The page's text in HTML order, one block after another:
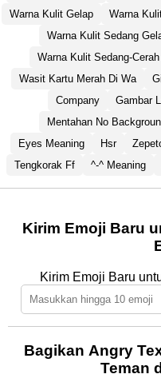
Warna Kulit Gelap
Warna
Warna Kulit Sedang
Warna Kulit Sedang-Cerah
Wasit Kartu Merah Di Wa
Company
Gambar
Mentahan No
Eyes Meaning
Hsr
Tengkorak Ff
^-^ Meaning
Kirim Emoji Baru
Kirim Emoji Baru
Bagikan Angry
Teman